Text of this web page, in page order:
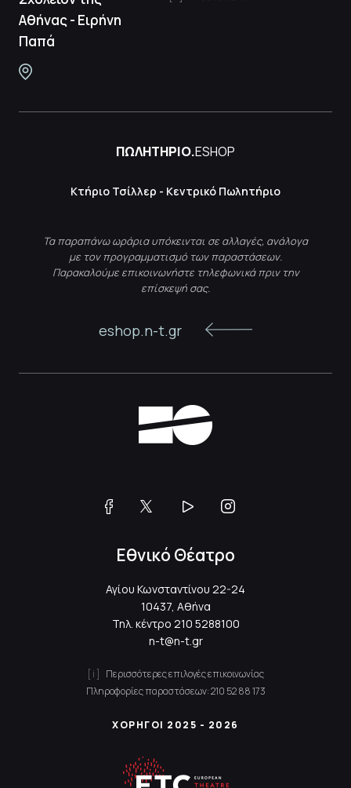
Αθήνας - Ειρήνη
Παπά
ΠΩΛΗΤΗΡΙΟ.ESHOP
Κτήριο Τσίλλερ - Κεντρικό Πωλητήριο
Τα παραπάνω ωράρια υπόκεινται σε αλλαγές, ανάλογα
με τον προγραμματισμό των παραστάσεων.
Παρακαλούμε επικοινωνήστε τηλεφωνικά πριν την
επίσκεψή σας.
eshop.n-t.gr
Εθνικό Θέατρο
Αγίου Κωνσταντίνου 22-24
10437, Αθήνα
Τηλ. κέντρο 210 5288100
n-t@n-t.gr
Περισσότερες επιλογές επικοινωνίας
Πληροφορίες παραστάσεων:210 52 88 173
ΧΟΡΗΓΟΙ 2025 - 2026